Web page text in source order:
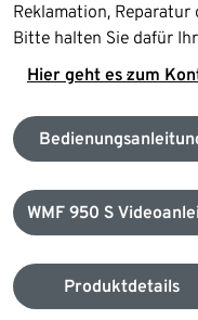
Reklamation,
Bitte halten Sie dafür
Hier geht es zum
WMF 950 S
Produktdetails